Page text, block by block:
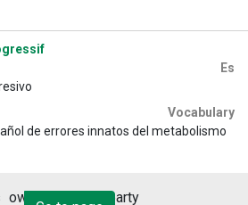
Es
Vocabulary
de errores innatos del metabolismo
and third party